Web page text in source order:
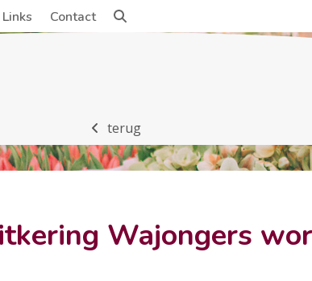
Links Contact
terug
Wajongers